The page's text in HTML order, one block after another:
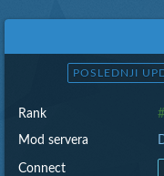
POSLEDNJI
Rank
Mod servera
Connect